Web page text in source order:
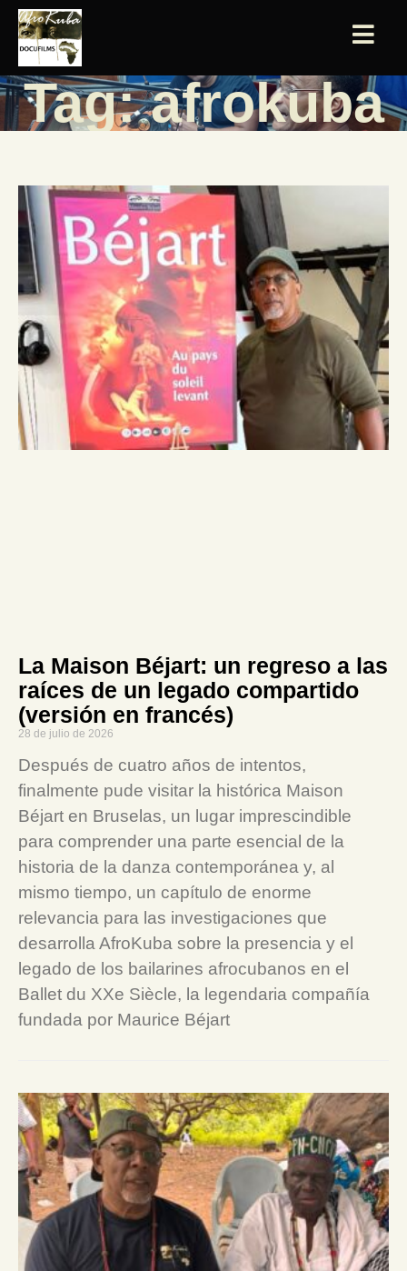
Tag: afrokuba
La Maison Béjart: un regreso a las
raíces de un legado compartido
(versión en francés)
28 de julio de 2026
Después de cuatro años de intentos,
finalmente pude visitar la histórica Maison
Béjart en Bruselas, un lugar imprescindible
para comprender una parte esencial de la
historia de la danza contemporánea y, al
mismo tiempo, un capítulo de enorme
relevancia para las investigaciones que
desarrolla AfroKuba sobre la presencia y el
legado de los bailarines afrocubanos en el
Ballet du XXe Siècle, la legendaria compañía
fundada por Maurice Béjart